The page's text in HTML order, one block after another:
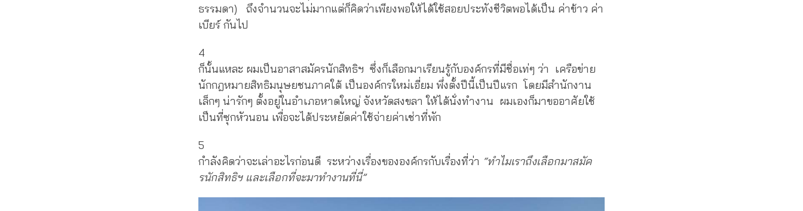
ธรรมดา) ถึงจำนวนจะไม่มากแต่ก็คิดว่าเพียงพอให้ได้ใช้สอยประทังชีวิตพอได้เป็น ค่าข้าว ค่า
เบียร์ กันไป
4
ก็นั้นแหละ ผมเป็นอาสาสมัครนักสิทธิฯ ซึ่งก็เลือกมาเรียนรู้กับองค์กรที่มีชื่อเท่ๆ ว่า เครือข่าย
นักกฎหมายสิทธิมนุษยชนภาคใต้ เป็นองค์กรใหม่เอี่ยม พึ่งตั้งปีนี้เป็นปีแรก โดยมีสำนักงาน
เล็กๆ น่ารักๆ ตั้งอยู่ในอำเภอหาดใหญ่ จังหวัดสงขลา ให้ได้นั่งทำงาน ผมเองก็มาขออาศัยใช้
เป็นที่ซุกหัวนอน เพื่อจะได้ประหยัดค่าใช้จ่ายค่าเช่าที่พัก
5
กำลังคิดว่าจะเล่าอะไรก่อนดี ระหว่างเรื่องขององค์กรกับเรื่องที่ว่า “ทำไมเราถึงเลือกมาสมัค
รนักสิทธิฯ และเลือกที่จะมาทำงานที่นี่”